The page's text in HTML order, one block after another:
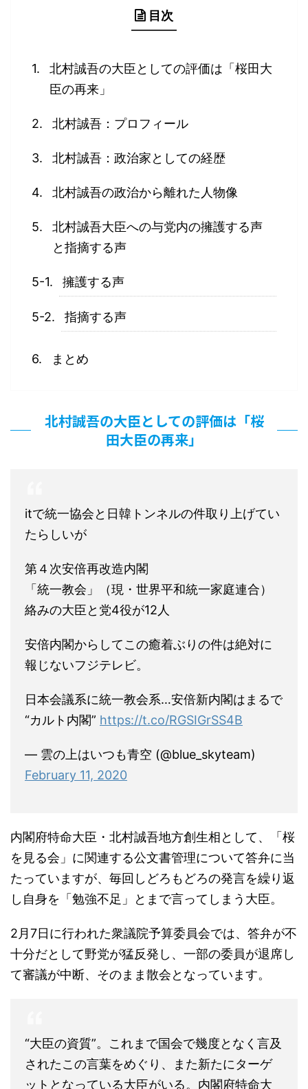
目次
北村誠吾の大臣としての評価は「桜田大
臣の再来」
北村誠吾：プロフィール
北村誠吾：政治家としての経歴
北村誠吾の政治から離れた人物像
北村誠吾大臣への与党内の擁護する声
と指摘する声
擁護する声
指摘する声
まとめ
北村誠吾の大臣としての評価は「桜
田大臣の再来」
itで統一協会と日韓トンネルの件取り上げてい
たらしいが
第４次安倍再改造内閣
「統一教会」（現・世界平和統一家庭連合）
絡みの大臣と党4役が12人
安倍内閣からしてこの癒着ぶりの件は絶対に
報じないフジテレビ。
日本会議系に統一教会系…安倍新内閣はまるで
“カルト内閣” https://t.co/RGSIGrSS4B
— 雲の上はいつも青空 (@blue_skyteam)
February 11, 2020
内閣府特命大臣・北村誠吾地方創生相として、「桜
を見る会」に関連する公文書管理について答弁に当
たっていますが、毎回しどろもどろの発言を繰り返
し自身を「勉強不足」とまで言ってしまう大臣。
2月7日に行われた衆議院予算委員会では、答弁が不
十分だとして野党が猛反発し、一部の委員が退席し
て審議が中断、そのまま散会となっています。
“大臣の資質”。これまで国会で幾度となく言及
されたこの言葉をめぐり、また新たにターゲ
ットとなっている大臣がいる。内閣府特命大